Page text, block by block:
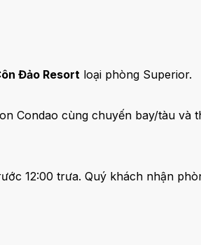
Đảo Resort loại phòng Superior.
Condao cùng chuyến bay/tàu và
12:00 trưa. Quý khách nhận